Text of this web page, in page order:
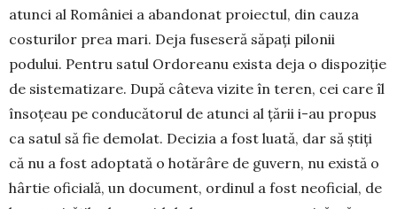
atunci al României a aban­donat proiectul, din cauza
cos­turilor prea mari. Deja fuseseră săpați pilonii
podului. Pentru satul Ordoreanu exista deja o dispo­ziție
de sistematizare. Du­pă câ­teva vizite în teren, cei care îl
însoțeau pe condu­că­torul de atunci al țării i-au propus
ca satul să fie demolat. Decizia a fost luată, dar să știți
că nu a fost adoptată o hotărâre de gu­vern, nu există o
hârtie oficială, un document, ordinul a fost neoficial, de